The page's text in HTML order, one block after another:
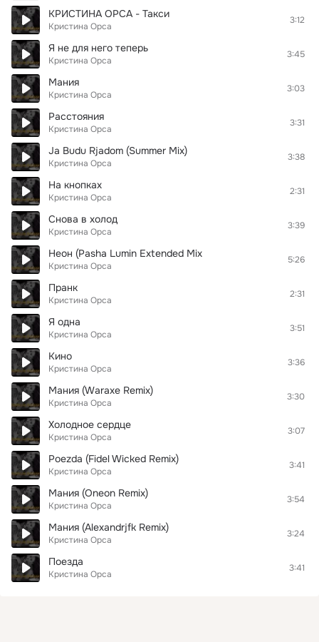
КРИСТИНА ОРСА - Такси
Кристина Орса
3:12
Я не для него теперь
Кристина Орса
3:45
Мания
Кристина Орса
3:03
Расстояния
Кристина Орса
3:31
Ja Budu Rjadom (Summer Mix)
Кристина Орса
3:38
На кнопках
Кристина Орса
2:31
Снова в холод
Кристина Орса
3:39
Неон (Pasha Lumin Extended Mix
Кристина Орса
5:26
Пранк
Кристина Орса
2:31
Я одна
Кристина Орса
3:51
Кино
Кристина Орса
3:36
Мания (Waraxe Remix)
Кристина Орса
3:30
Холодное сердце
Кристина Орса
3:07
Poezda (Fidel Wicked Remix)
Кристина Орса
3:41
Мания (Oneon Remix)
Кристина Орса
3:54
Мания (Alexandrjfk Remix)
Кристина Орса
3:24
Поезда
Кристина Орса
3:41